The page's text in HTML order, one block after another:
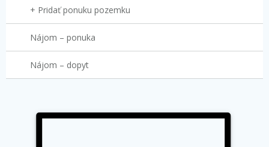
+ Pridať ponuku pozemku
Nájom – ponuka
Nájom – dopyt